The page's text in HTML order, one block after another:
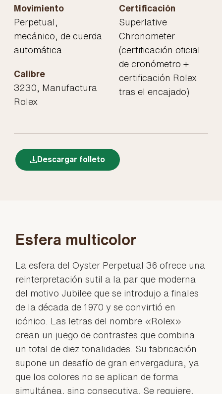
Movimiento
Perpetual,
mecánico, de cuerda
automática
Calibre
3230, Manufactura
Rolex
Certificación
Superlative
Chronometer
(certificación oficial
de cronómetro +
certificación Rolex
tras el encajado)
Descargar folleto
Esfera multicolor
La esfera del Oyster Perpetual 36 ofrece una
reinterpretación sutil a la par que moderna
del motivo Jubilee que se introdujo a finales
de la década de 1970 y se convirtió en
icónico. Las letras del nombre «Rolex»
crean un juego de contrastes que combina
un total de diez tonalidades. Su fabricación
supone un desafío de gran envergadura, ya
que los colores no se aplican de forma
simultánea, sino consecutiva. Se requiere,